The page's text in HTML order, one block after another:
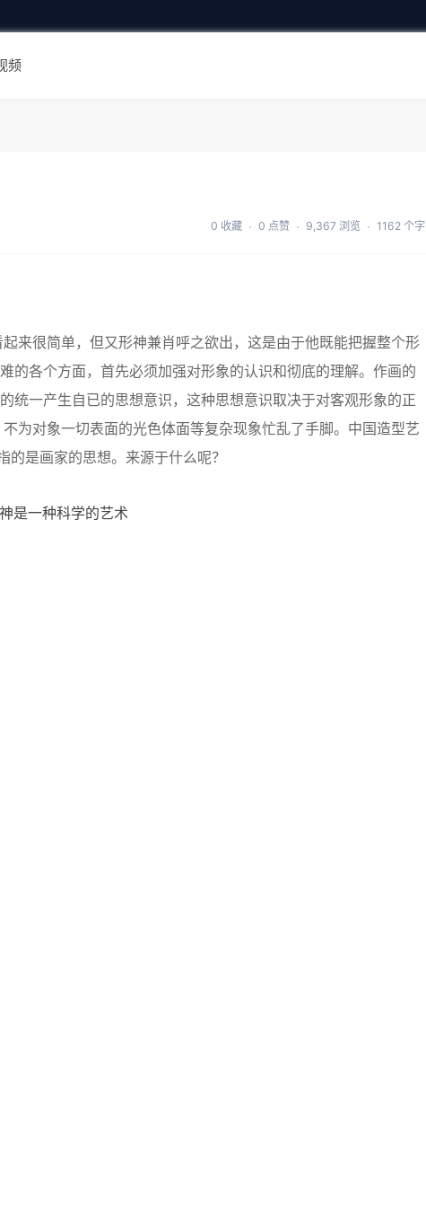
频
0 收藏 0 点赞 9,367 浏览 1162 个字
很简单，但又形神兼肖呼之欲出，这是由于他既能把握整个形
的各个方面，首先必须加强对形象的认识和彻底的理解。作画的
统一产生自已的思想意识，这种思想意识取决于对客观形象的正
为对象一切表面的光色体面等复杂现象忙乱了手脚。中国造型艺
的是画家的思想。来源于什么呢？